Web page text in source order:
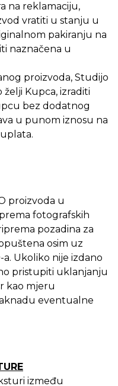
na reklamaciju,
vratiti u stanju u
pakiranju na
naznačena u
proizvoda, Studijo
želji Kupca, izraditi
bez dodatnog
u punom iznosu na
proizvoda u
fotografskih
pozadina za
osim uz
Ukoliko nije izdano
pristupiti uklanjanju
kao mjeru
eventualne
između